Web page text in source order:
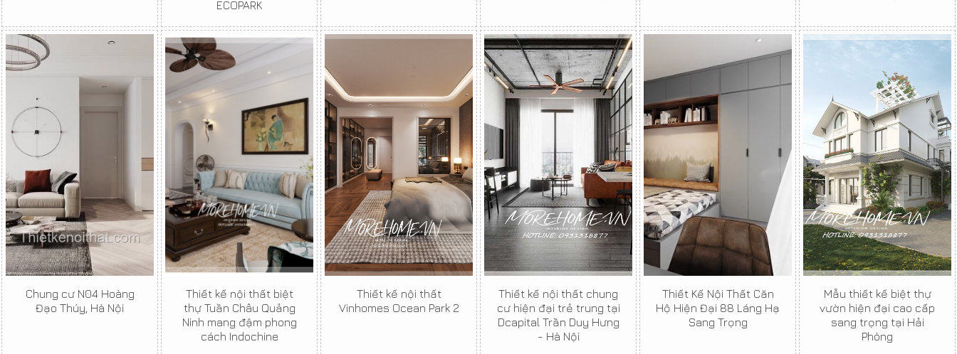
ECOPARK
Chung cư N04 Hoàng
Đạo Thúy, Hà Nội
Thiết kế nội thất biệt
thự Tuần Châu Quảng
Ninh mang đậm phong
cách Indochine
Thiết kế nội thất
Vinhomes Ocean Park 2
Thiết kế nội thất chung
cư hiện đại trẻ trung tại
Dcapital Trần Duy Hưng
- Hà Nội
Thiết Kế Nội Thất Căn
Hộ Hiện Đại 88 Láng Hạ
Sang Trọng
Mẫu thiết kế biệt thự
vườn hiện đại cao cấp
sang trọng tại Hải
Phòng